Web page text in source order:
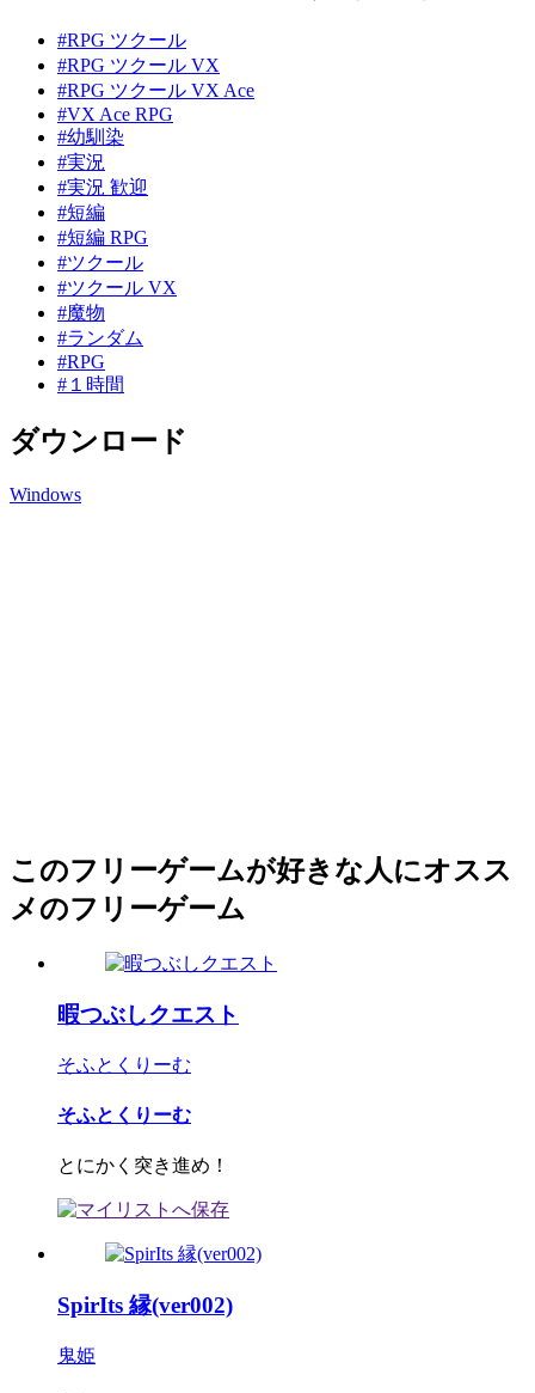
#RPG ツクール
#RPG ツクール VX
#RPG ツクール VX Ace
#VX Ace RPG
#幼馴染
#実況
#実況 歓迎
#短編
#短編 RPG
#ツクール
#ツクール VX
#魔物
#ランダム
#RPG
#１時間
ダウンロード
Windows
このフリーゲームが好きな人にオスス
メのフリーゲーム
暇つぶしクエスト
そふとくりーむ
そふとくりーむ
とにかく突き進め！
SpirIts 縁(ver002)
鬼姫